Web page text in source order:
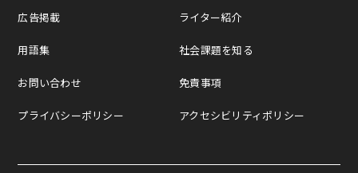
広告掲載
用語集
お問い合わせ
プライバシーポリシー
ライター紹介
社会課題を知る
免責事項
アクセシビリティポリシー